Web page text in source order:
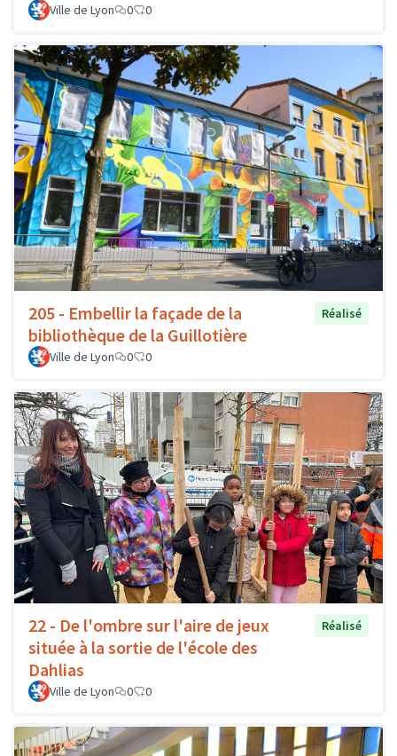
Ville de Lyon
0 0
205 - Embellir la façade de la
bibliothèque de la Guillotière
Réalisé
Ville de Lyon 0 0
22 - De l'ombre sur l'aire de jeux
située à la sortie de l'école des
Dahlias
Réalisé
Ville de Lyon 0 0